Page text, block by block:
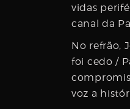
vidas
canal da
No refrão,
foi cedo /
voz a